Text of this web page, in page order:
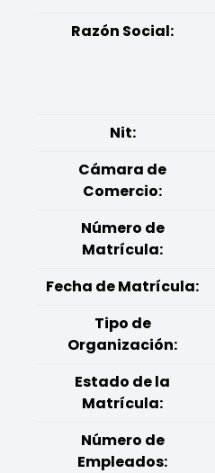
Razón Social:
Nit:
Cámara de
Comercio:
Número de
Matrícula:
Fecha de Matrícula:
Tipo de
Organización:
Estado de la
Matrícula:
Número de
Empleados: